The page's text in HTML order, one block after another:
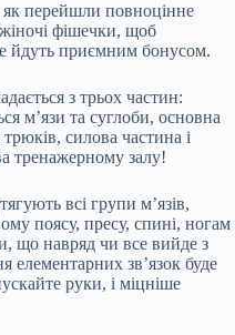
як перейшли повноцінне
жіночі фішечки, щоб
йдуть приємним бонусом.
з трьох частин:
м’язи та суглоби, основна
трюків, силова частина і
тренажерному залу!
всі групи м’язів,
поясу, пресу, спині, ногам
що навряд чи все вийде з
елементарних зв’язок буде
руки, і міцніше